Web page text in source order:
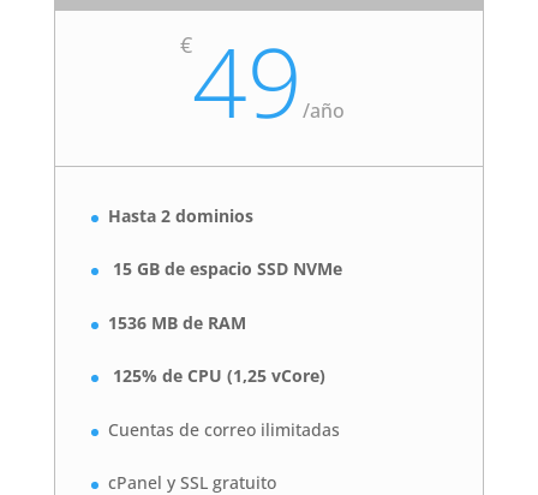
€49/año
Hasta 2 dominios
15 GB de espacio SSD NVMe
1536 MB de RAM
125% de CPU (1,25 vCore)
Cuentas de correo ilimitadas
cPanel y SSL gratuito